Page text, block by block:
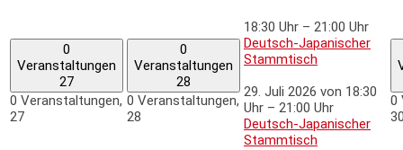
0
Veranstaltungen
27
0 Veranstaltungen,
27
0
Veranstaltungen
28
0 Veranstaltungen,
28
18:30 Uhr – 21:00 Uhr
Deutsch-Japanischer
Stammtisch
29. Juli 2026 von 18:30
Uhr – 21:00 Uhr
Deutsch-Japanischer
Stammtisch
0